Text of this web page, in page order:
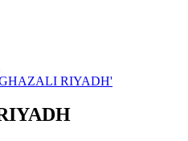
RIYADH'